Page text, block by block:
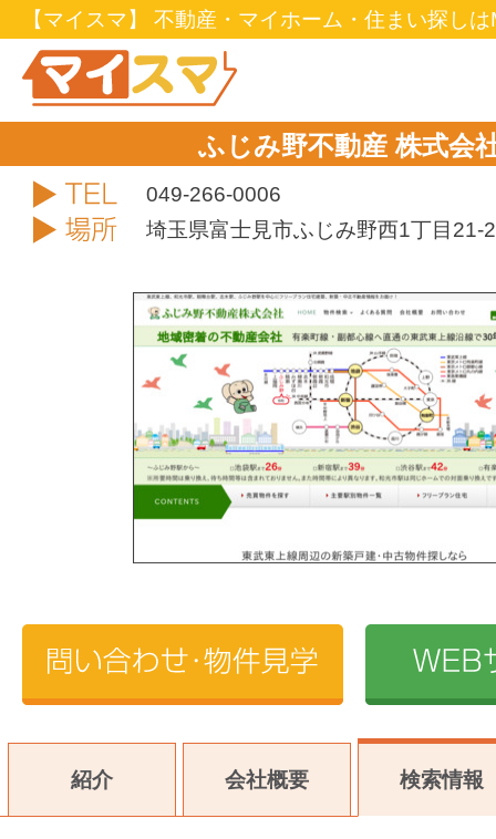
【マイスマ】 不動産・マイホーム・住まい探し
ふじみ野不動産 株式会
TEL
049-266-0006
住所
埼玉県富士見市ふじみ野西1丁目21-2
紹介 会社概要 検索情報